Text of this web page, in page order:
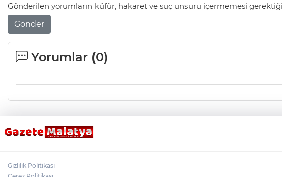
Gönderilen yorumların küfür, hakaret ve suç unsuru içermemesi
Gönder
Yorumlar (0)
Gizlilik Politikası